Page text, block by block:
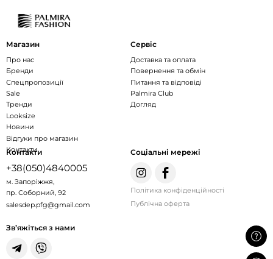
Магазин
Про нас
Бренди
Спецпропозиції
Sale
Тренди
Looksize
Новини
Відгуки про магазин
Контакти
Сервіс
Доставка та оплата
Повернення та обмін
Питання та відповіді
Palmira Club
Догляд
Контакти
+38(050)4840005
м. Запоріжжя,
пр. Соборний, 92
salesdep.pfg@gmail.com
Зв’яжіться з нами
Соціальні мережі
Політика конфіденційності
Публічна оферта